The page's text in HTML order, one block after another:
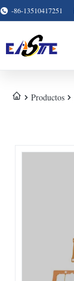
-86-13510417251
Productos